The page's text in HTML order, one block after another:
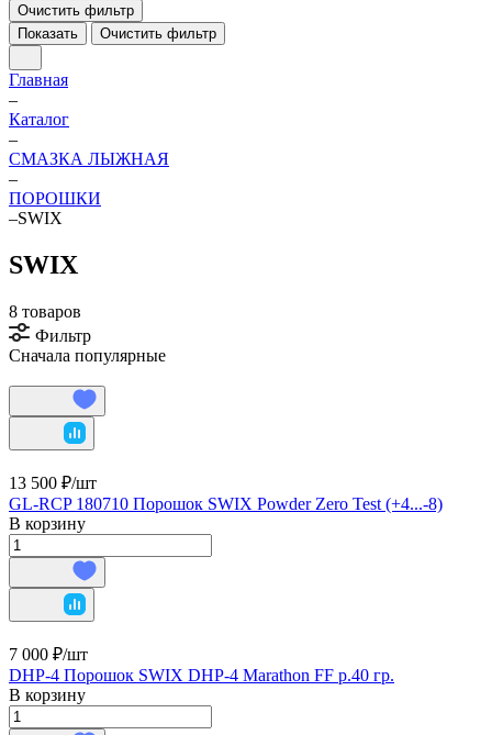
Очистить фильтр
Показать
Очистить фильтр
Главная
–
Каталог
–
СМАЗКА ЛЫЖНАЯ
–
ПОРОШКИ
–SWIX
SWIX
8 товаров
Фильтр
Сначала популярные
13 500 ₽/шт
GL-RCP 180710 Порошок SWIX Powder Zero Test (+4...-8)
В корзину
7 000 ₽/шт
DHP-4 Порошок SWIX DHP-4 Marathon FF р.40 гр.
В корзину